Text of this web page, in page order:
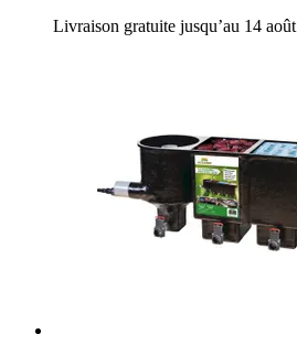
Livraison gratuite jusqu’au 14 août